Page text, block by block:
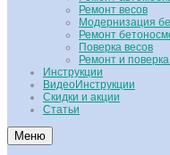
Ремонт весов
Модернизация
Ремонт
Поверка весов
Ремонт и поверка
Инструкции
ВидеоИнструкции
Скидки и акции
Статьи
Меню